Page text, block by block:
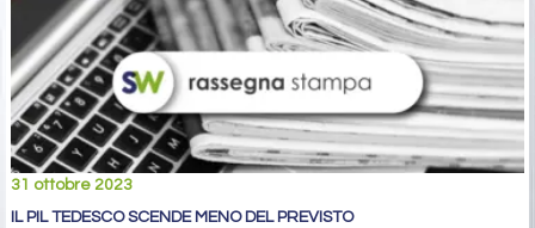
31 ottobre 2023
IL PIL TEDESCO SCENDE MENO DEL PREVISTO